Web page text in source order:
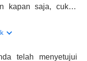
kapan saja, cukup
layanan live chat
persyaratan
telah menyetujui